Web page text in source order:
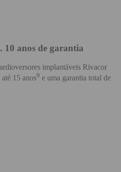
10 anos de garantia
implantáveis Rivacor
15 anos9 e uma garantia total de